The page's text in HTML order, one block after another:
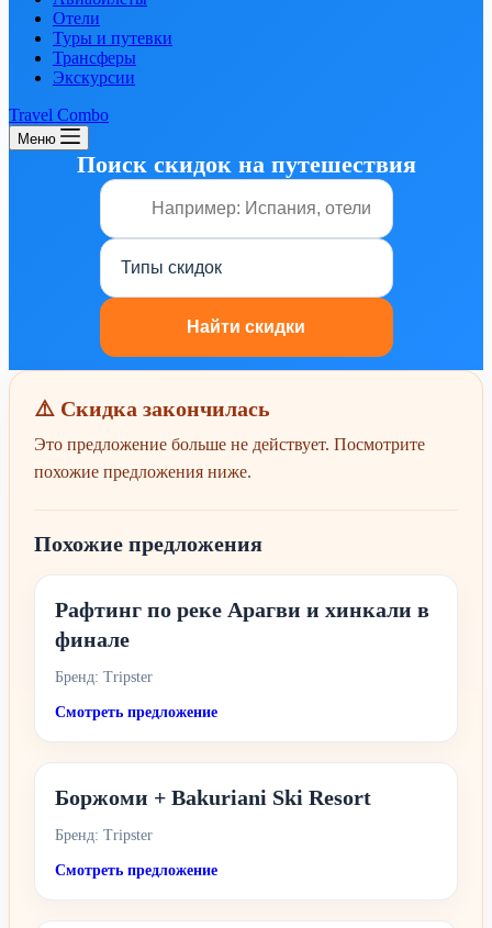
Отели
Туры и путевки
Трансферы
Экскурсии
Travel Combo
Меню
Поиск скидок на путешествия
⚠️ Скидка закончилась
Это предложение больше не действует. Посмотрите
похожие предложения ниже.
Похожие предложения
Рафтинг по реке Арагви и хинкали в
финале
Бренд: Tripster
Смотреть предложение
Боржоми + Bakuriani Ski Resort
Бренд: Tripster
Смотреть предложение